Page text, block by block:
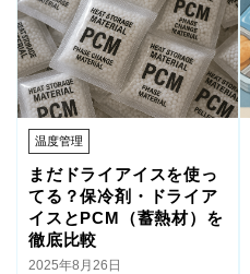
温度管理
まだドライアイスを使っ
てる？保冷剤・ドライア
イスとPCM（蓄熱材）を
徹底比較
2025年8月26日